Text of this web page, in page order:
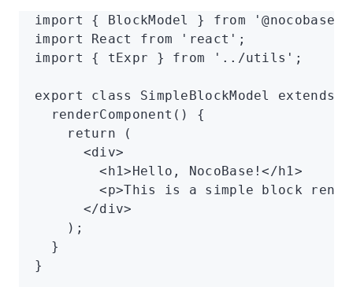
import { BlockModel } from
import React from 'react' ;
import { tExpr } from '../utils' ;
export class SimpleBlockModel extends
  renderComponent
() {
    return
(
      <
div>
        <
h1>Hello, NocoBase!</h1>
        <
p>This is a simple block
      </
div>
    );
  }
}